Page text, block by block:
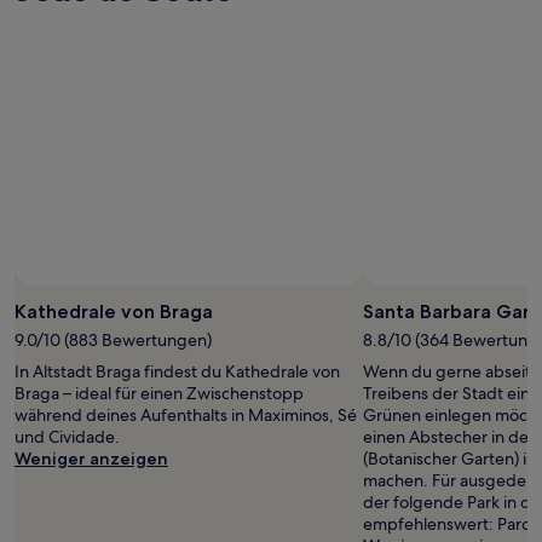
Kathedrale von Braga
9.0/10 (883 Bewertungen)
In Altstadt Braga findest du Kathedrale von
Braga – ideal für einen Zwischenstopp
während deines Aufenthalts in Maximinos, Sé
und Cividade.
Weniger anzeigen
Santa Barbara
8.8/10 (364
Wenn du gerne
Treibens der Stadt
Grünen einlegen
einen Abstecher in
(Botanischer Garten)
machen. Für
der folgende Park in
empfehlenswert: